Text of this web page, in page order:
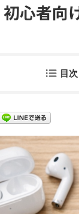
心者向
目次